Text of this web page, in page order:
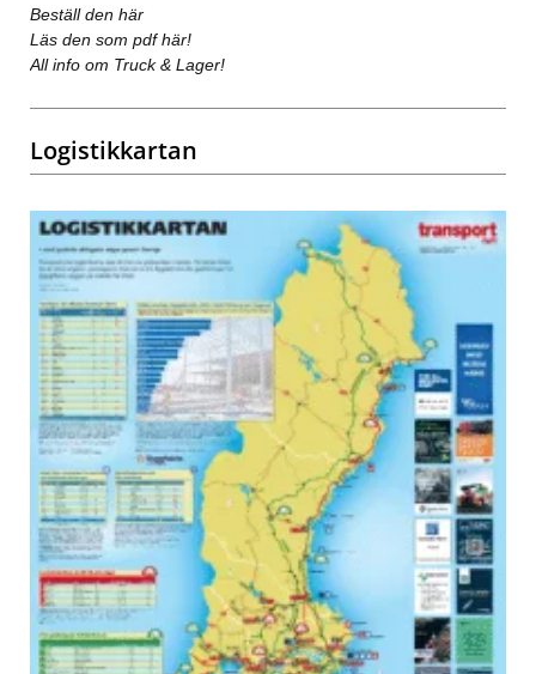
Beställ den här
Läs den som pdf här!
All info om Truck & Lager!
Logistikkartan